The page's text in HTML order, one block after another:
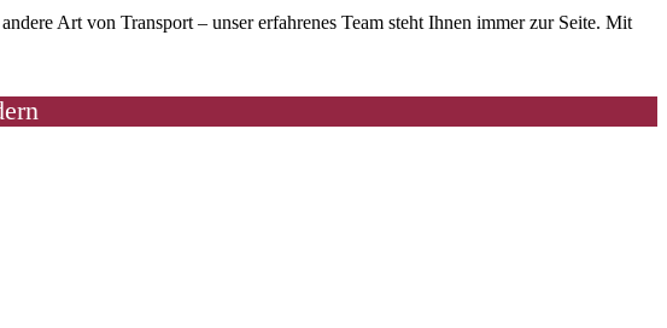
Art von Transport – unser erfahrenes Team steht Ihnen immer zur Seite. Mit